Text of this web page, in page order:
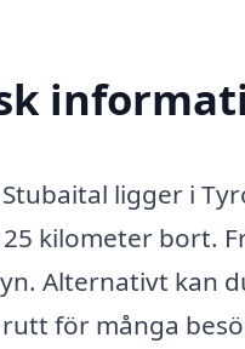
ligger i
kilometer bort.
Alternativt kan
för många